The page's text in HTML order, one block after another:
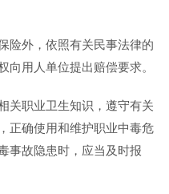
险外，依照有关民事法律的
向用人单位提出赔偿要求。
关职业卫生知识，遵守有关
正确使用和维护职业中毒危
事故隐患时，应当及时报